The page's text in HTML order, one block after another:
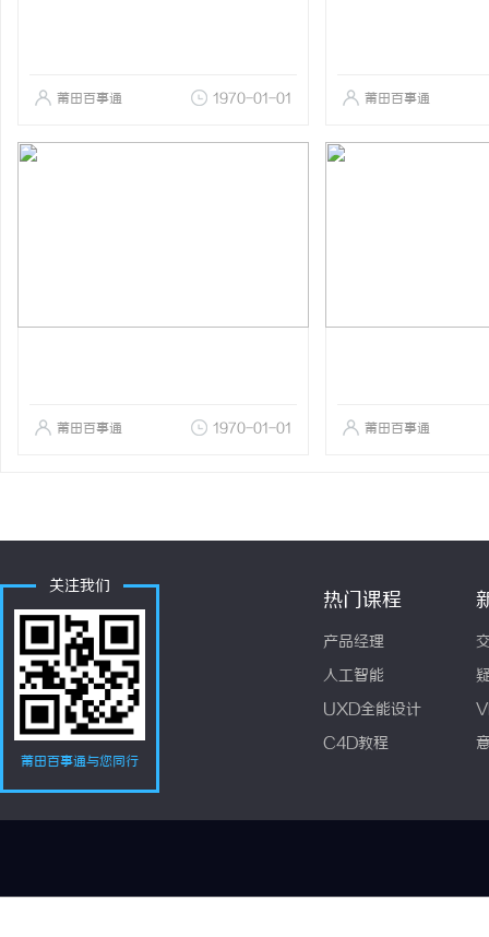
莆田百事通 1970-01-01 莆田百事通
莆田百事通 1970-01-01 莆田百事通
关注我们
莆田百事通与您同行
热门课程
产品经理
人工智能
UXD全能设计
C4D教程